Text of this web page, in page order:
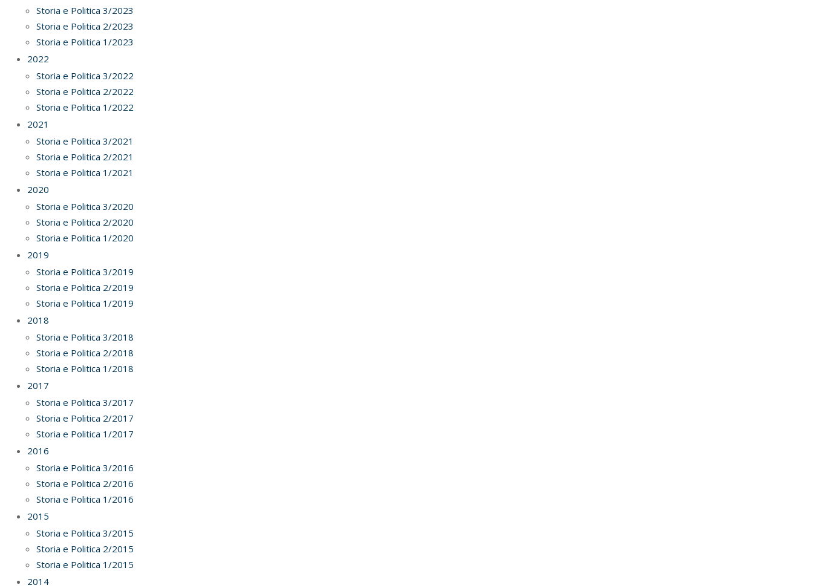
Storia e Politica 3/2023
Storia e Politica 2/2023
Storia e Politica 1/2023
2022
Storia e Politica 3/2022
Storia e Politica 2/2022
Storia e Politica 1/2022
2021
Storia e Politica 3/2021
Storia e Politica 2/2021
Storia e Politica 1/2021
2020
Storia e Politica 3/2020
Storia e Politica 2/2020
Storia e Politica 1/2020
2019
Storia e Politica 3/2019
Storia e Politica 2/2019
Storia e Politica 1/2019
2018
Storia e Politica 3/2018
Storia e Politica 2/2018
Storia e Politica 1/2018
2017
Storia e Politica 3/2017
Storia e Politica 2/2017
Storia e Politica 1/2017
2016
Storia e Politica 3/2016
Storia e Politica 2/2016
Storia e Politica 1/2016
2015
Storia e Politica 3/2015
Storia e Politica 2/2015
Storia e Politica 1/2015
2014